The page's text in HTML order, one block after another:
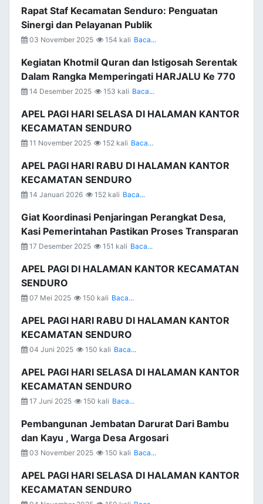
Rapat Staf Kecamatan Senduro: Penguatan
Sinergi dan Pelayanan Publik
03 November 2025 154 kali Baca...
Kegiatan Khotmil Quran dan Istigosah Serentak
Dalam Rangka Memperingati HARJALU Ke 770
14 Desember 2025 153 kali Baca...
APEL PAGI HARI SELASA DI HALAMAN KANTOR
KECAMATAN SENDURO
11 November 2025 152 kali Baca...
APEL PAGI HARI RABU DI HALAMAN KANTOR
KECAMATAN SENDURO
14 Januari 2026 152 kali Baca...
Giat Koordinasi Penjaringan Perangkat Desa,
Kasi Pemerintahan Pastikan Proses Transparan
17 Desember 2025 151 kali Baca...
APEL PAGI DI HALAMAN KANTOR KECAMATAN
SENDURO
07 Mei 2025 150 kali Baca...
APEL PAGI HARI RABU DI HALAMAN KANTOR
KECAMATAN SENDURO
04 Juni 2025 150 kali Baca...
APEL PAGI HARI SELASA DI HALAMAN KANTOR
KECAMATAN SENDURO
17 Juni 2025 150 kali Baca...
Pembangunan Jembatan Darurat Dari Bambu
dan Kayu , Warga Desa Argosari
03 November 2025 150 kali Baca...
APEL PAGI HARI SELASA DI HALAMAN KANTOR
KECAMATAN SENDURO